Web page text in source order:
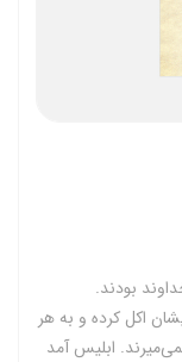
بودند.
اکل کرده و به هر
ابلیس آمد